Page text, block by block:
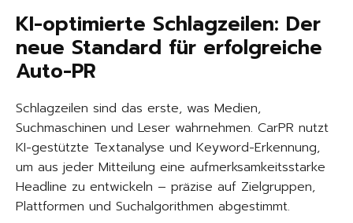
KI-optimierte Schlagzeilen: Der
neue Standard für erfolgreiche
Auto-PR
Schlagzeilen sind das erste, was Medien,
Suchmaschinen und Leser wahrnehmen. CarPR nutzt
KI-gestützte Textanalyse und Keyword-Erkennung,
um aus jeder Mitteilung eine aufmerksamkeitsstarke
Headline zu entwickeln – präzise auf Zielgruppen,
Plattformen und Suchalgorithmen abgestimmt.